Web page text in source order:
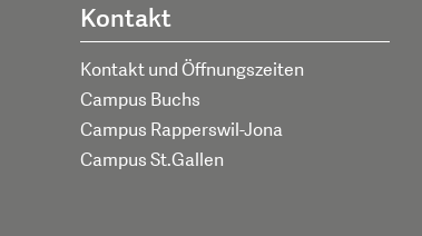
Kontakt
Kontakt und Öffnungszeiten
Campus Buchs
Campus Rapperswil-Jona
Campus St.Gallen